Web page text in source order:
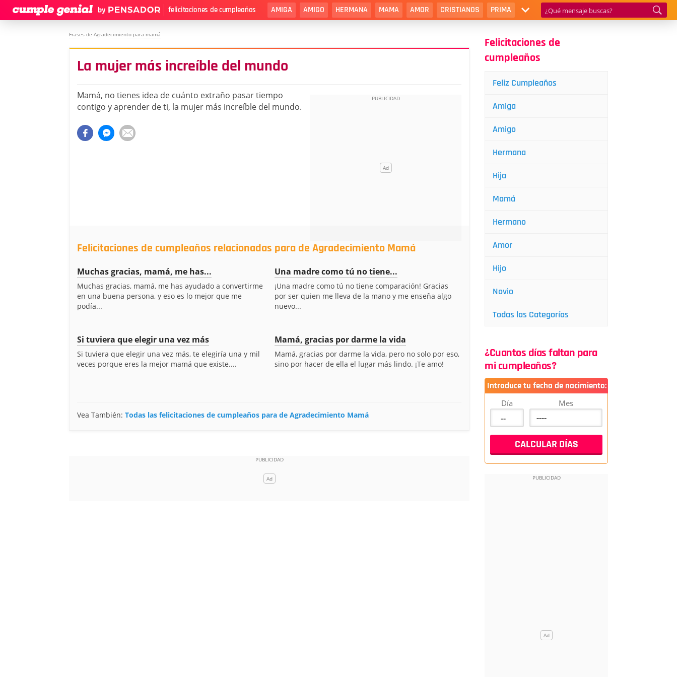
felicitaciones de cumpleaños AMIGA AMIGO HERMANA MAMA AMOR CRISTIANOS PRIMA
Frases de Agradecimiento para mamá
La mujer más increíble del mundo
Mamá, no tienes idea de cuánto extraño pasar tiempo
contigo y aprender de ti, la mujer más increíble del mundo.
Felicitaciones de cumpleaños relacionadas para de Agradecimiento Mamá
Muchas gracias, mamá, me has...
Muchas gracias, mamá, me has ayudado a convertirme
en una buena persona, y eso es lo mejor que me
podía...
Una madre como tú no tiene...
¡Una madre como tú no tiene comparación! Gracias
por ser quien me lleva de la mano y me enseña algo
nuevo...
Si tuviera que elegir una vez más
Si tuviera que elegir una vez más, te elegiría una y mil
veces porque eres la mejor mamá que existe....
Mamá, gracias por darme la vida
Mamá, gracias por darme la vida, pero no solo por eso,
sino por hacer de ella el lugar más lindo. ¡Te amo!
Vea También: Todas las felicitaciones de cumpleaños para de Agradecimiento Mamá
Felicitaciones de
cumpleaños
Feliz Cumpleaños
Amiga
Amigo
Hermana
Hija
Mamá
Hermano
Amor
Hijo
Novio
Todas las Categorías
¿Cuantos días faltan para
mi cumpleaños?
Introduce tu fecha de nacimiento:
Día Mes